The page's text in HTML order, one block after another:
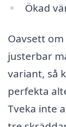
Ökad
Oavsett
justerbar
variant, så
perfekta
Tveka inte